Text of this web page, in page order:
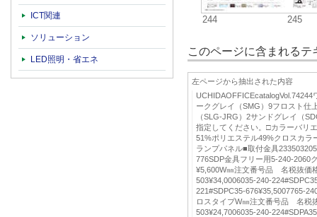
244 245
このページに含まれる
左ページから抽出された内容
ークグレイ（SMG）9フロスト仕
（SLG-JRG）2サンドグレイ（
指定してください。□カラーバリ
51%ポリエステル49%クロスカラ
ランプパネル■取付金具
776SDP金具フリー用5-240-2060
¥5,600W㎜注文番号品 名税抜価
503¥34,0006035-240-
221#SDPC35-676¥35,5007765-
ロスタイプW㎜注文番号品 名税
503¥24,7006035-240-
ICT関連
ソリューション
LED照明・省エネ